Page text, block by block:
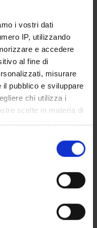
i vostri dati
IP, utilizzando
e accedere
al fine di
misurare
pubblico e sviluppare
chi utilizza i
scelte in materia di
in qualsiasi
o facendo clic
tua posizione
di qualche
OFFICES